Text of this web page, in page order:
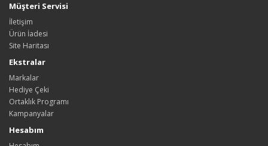
Müşteri Servisi
İletişim
Ürün İadesi
Site Haritası
Ekstralar
Markalar
Hediye Çeki
Ortaklık Programı
Kampanyalar
Hesabım